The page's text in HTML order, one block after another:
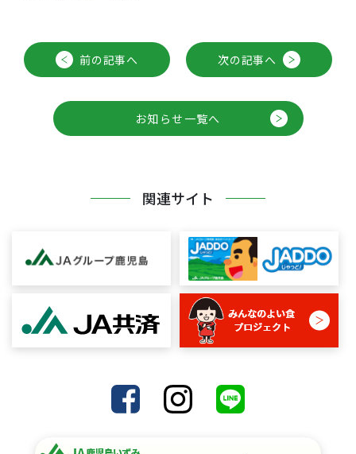
前の記事へ 次の記事へ
お知らせ一覧へ
関連サイト